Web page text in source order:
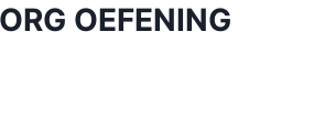
OEFENING